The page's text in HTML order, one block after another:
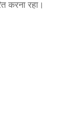
करना रहा।